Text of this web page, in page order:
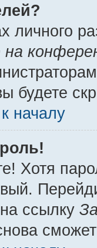
личного
на
будете
началу
Хотя
ссылку